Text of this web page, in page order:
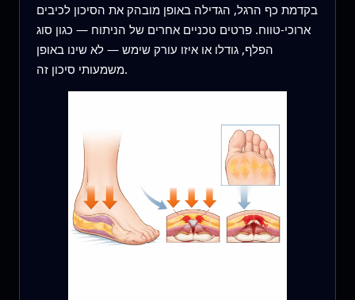
בקדמת כף הרגל, הגדילה באופן מובהק את הסיכון לכיבים
ארוכי‑טווח. פרטים טכניים אחרים של הניתוח — כגון סוג
הפלף, גודלו או איזו עורק שימש — לא שינו באופן
משמעותי סיכון זה.